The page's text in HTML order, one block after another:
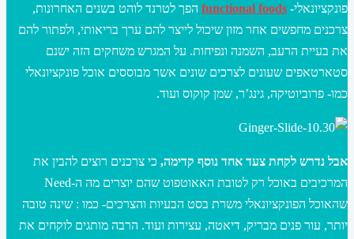
פונקציונאלי- functional foods הפך לטרנד לוהט בשנים האחרונות,
צרכנים מחפשים אחר מזון שיכול לייצר להם ערך בריאותי, ולפתור להם
את בעיית הרעב, השמנה ונפיחות. על המגרש משחקים הזה ישנם
סטארטאפים שעונים לצרכים שונים אשר מבוססים אוכל פונקציונאלי
כמו- פרוביוטיקה, גינג’ר, שמן קוקוס ועוד.
אבל נדרש לקחת צעד אחד נוסף קדימה, כי צרכנים רוצים להבין את
המרכיבים באוכל רק לטובת האאוטפוט שהם יוצרים מה ה-Need
שהאוכל הפונקציונאלי משרת בסט הבעיות והצרכים- כמו : שינה טובה
יותר, עור פנים מבריק, דיאטה, עצירות ועוד. הרבה מותגים לוקחים את